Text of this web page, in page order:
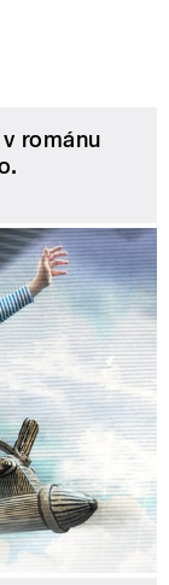
románu